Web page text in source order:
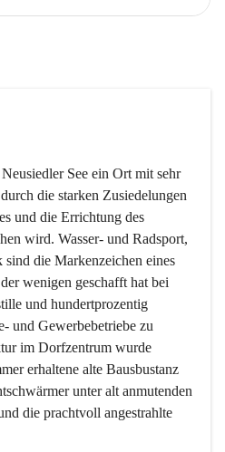
See ein Ort mit sehr
die starken Zusiedelungen
und die Errichtung des
wird. Wasser- und Radsport,
die Markenzeichen eines
wenigen geschafft hat bei
und hundertprozentig
und Gewerbebetriebe zu
im Dorfzentrum wurde
erhaltene alte Bausbustanz
unter alt anmutenden
die prachtvoll angestrahlte